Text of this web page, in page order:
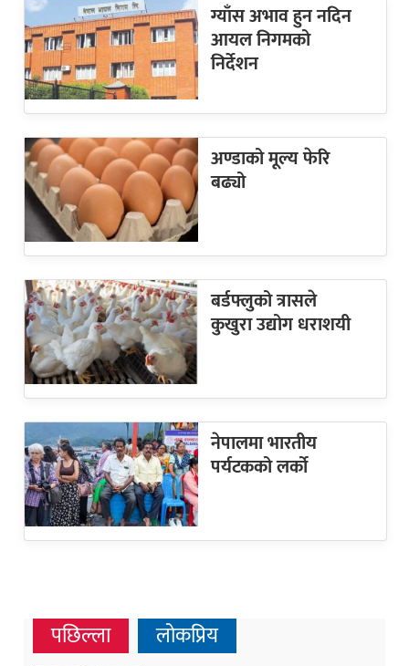
ग्याँस अभाव हुन नदिन
आयल निगमको
निर्देशन
अण्डाको मूल्य फेरि
बढ्यो
बर्डफ्लुको त्रासले
कुखुरा उद्योग धराशयी
नेपालमा भारतीय
पर्यटकको लर्को
पछिल्ला लोकप्रिय